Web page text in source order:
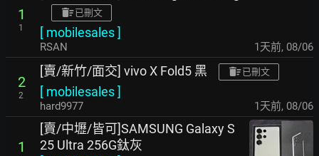
1
1
已刪文
[ mobilesales]
RSAN 1天前, 08/06
2
2
[賣/新竹/面交] vivo X Fold5 黑 已刪文
[ mobilesales]
hard9977 1天前, 08/06
1
[賣/中壢/皆可]SAMSUNG Galaxy S
25 Ultra 256G鈦灰